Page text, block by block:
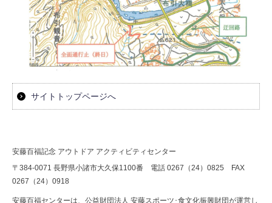
サイトトップページへ
安藤百福記念 アウトドア アクティビティセンター
〒384-0071 長野県小諸市大久保1100番 電話 0267（24）0825 FAX
0267（24）0918
安藤百福センターは、公益財団法人 安藤スポーツ･食文化振興財団が運営し